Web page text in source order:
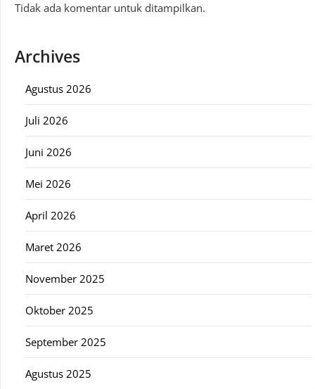
Tidak ada komentar untuk ditampilkan.
Archives
Agustus 2026
Juli 2026
Juni 2026
Mei 2026
April 2026
Maret 2026
November 2025
Oktober 2025
September 2025
Agustus 2025